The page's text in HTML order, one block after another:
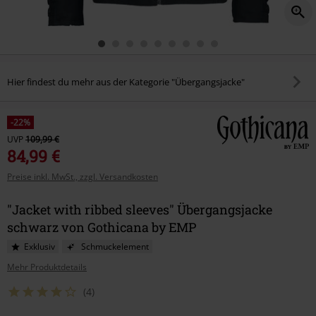
Hier findest du mehr aus der Kategorie "Übergangsjacke"
-22%
UVP109,99 €
84,99 €
Preise inkl. MwSt., zzgl. Versandkosten
"Jacket with ribbed sleeves" Übergangsjacke
schwarz von Gothicana by EMP
Exklusiv
Schmuckelement
Mehr Produktdetails
(4)